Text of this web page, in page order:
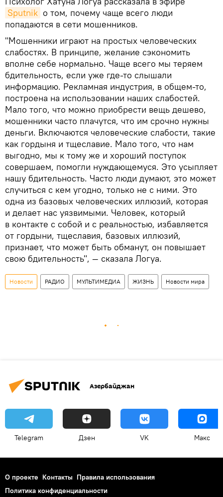
Sputnik о том, почему чаще всего люди
попадаются в сети мошенников.
"Мошенники играют на простых человеческих
слабостях. В принципе, желание сэкономить
вполне себе нормально. Чаще всего мы теряем
бдительность, если уже где-то слышали
информацию. Рекламная индустрия, в общем-то,
построена на использовании наших слабостей.
Мало того, что можно приобрести вещь дешево,
мошенники часто плачутся, что им срочно нужны
деньги. Включаются человеческие слабости, такие
как гордыня и тщеславие. Мало того, что нам
выгодно, мы к тому же и хороший поступок
совершаем, помогли нуждающемуся. Это усыпляет
нашу бдительность. Часто люди думают, это может
случиться с кем угодно, только не с ними. Это
одна из базовых человеческих иллюзий, которая
и делает нас уязвимыми. Человек, который
в контакте с собой и с реальностью, избавляется
от гордыни, тщеславия, базовых иллюзий,
признает, что может быть обманут, он повышает
свою бдительность", — сказала Логуа.
Новости РАДИО МУЛЬТИМЕДИА ЖИЗНЬ Новости мира
Азербайджан
Telegram Дзен VK Макс
О проекте Контакты Правила использования
Политика конфиденциальности